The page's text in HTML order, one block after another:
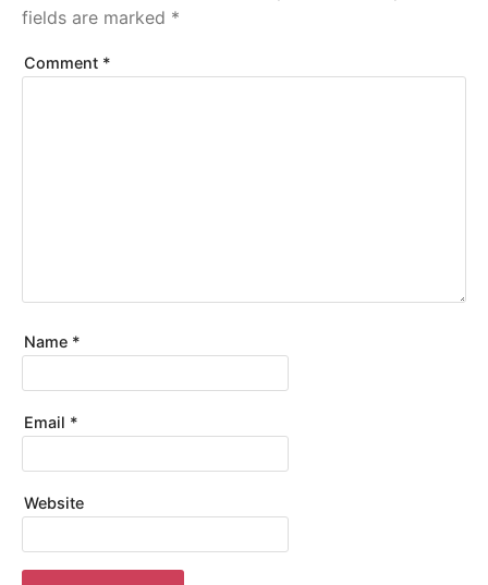
fields are marked *
Comment *
Name *
Email *
Website